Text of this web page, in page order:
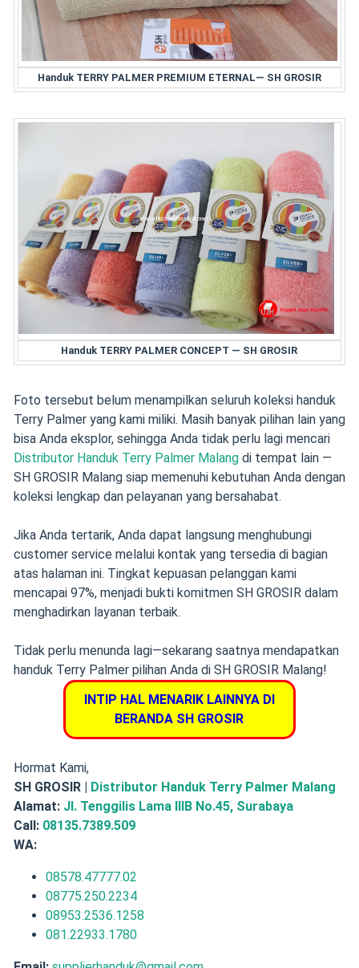
Handuk TERRY PALMER PREMIUM ETERNAL— SH GROSIR
Handuk TERRY PALMER CONCEPT — SH GROSIR
Foto tersebut belum menampilkan seluruh koleksi handuk
Terry Palmer yang kami miliki. Masih banyak pilihan lain yang
bisa Anda eksplor, sehingga Anda tidak perlu lagi mencari
Distributor Handuk Terry Palmer Malangdi tempat lain —
SH GROSIR Malang siap memenuhi kebutuhan Anda dengan
koleksi lengkap dan pelayanan yang bersahabat.
Jika Anda tertarik, Anda dapat langsung menghubungi
customer service melalui kontak yang tersedia di bagian
atas halaman ini. Tingkat kepuasan pelanggan kami
mencapai 97%, menjadi bukti komitmen SH GROSIR dalam
menghadirkan layanan terbaik.
Tidak perlu menunda lagi—sekarang saatnya mendapatkan
handuk Terry Palmer pilihan Anda di SH GROSIR Malang!
INTIP HAL MENARIK LAINNYA DI
BERANDA SH GROSIR
Hormat Kami,
SH GROSIR | Distributor Handuk Terry Palmer Malang
Alamat: Jl. Tenggilis Lama IIIB No.45, Surabaya
Call: 08135.7389.509
WA:
08578.47777.02
08775.250.2234
08953.2536.1258
081.22933.1780